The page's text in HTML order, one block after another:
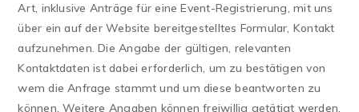
Art, inklusive Anträge für eine Event-Registrierung, mit uns
über ein auf der Website bereitgestelltes Formular, Kontakt
aufzunehmen. Die Angabe der gültigen, relevanten
Kontaktdaten ist dabei erforderlich, um zu bestätigen von
wem die Anfrage stammt und um diese beantworten zu
können. Weitere Angaben können freiwillig getätigt werden.